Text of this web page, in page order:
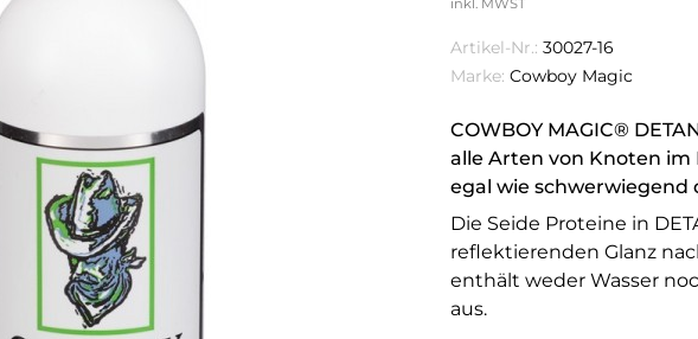
inkl. MWST
Artikel-Nr.: 30027-16
Marke: Cowboy Magic
COWBOY MAGIC®
alle Arten von Knoten
egal wie schwerwiegend
Die Seide Proteine in
reflektierenden Glanz
enthält weder Wasser
aus.